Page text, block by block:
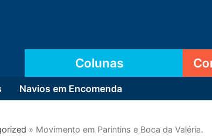
Navios em Encomenda
Colunas
» Movimento em Parintins e Boca da Valéria.